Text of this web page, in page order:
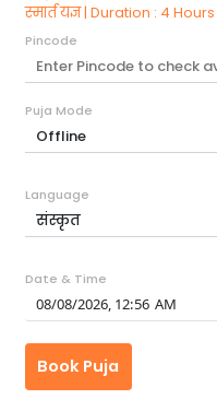
स्मार्त यज्ञ | Duration : 4 Hours
Pincode
Puja Mode
Language
Date & Time
Book Puja